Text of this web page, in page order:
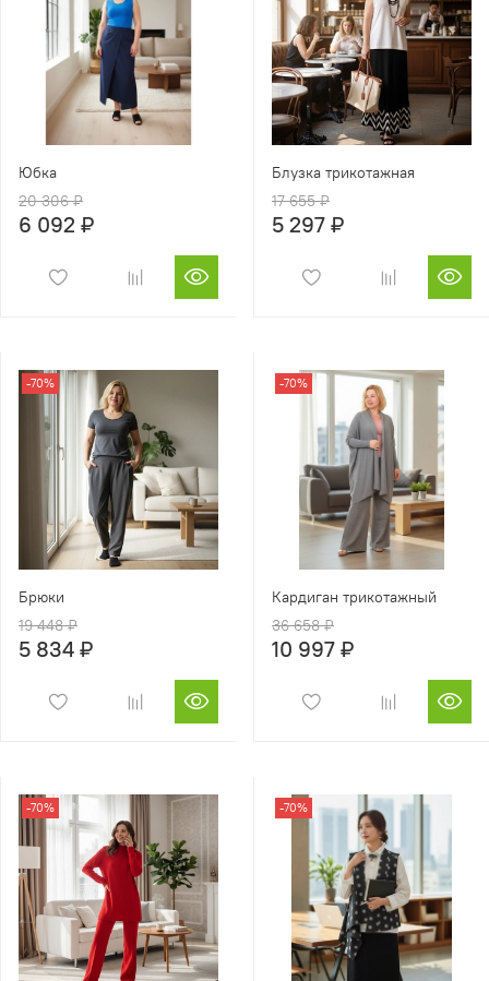
Юбка
20 306 ₽
6 092 ₽
Блузка трикотажная
17 655 ₽
5 297 ₽
-70%
Брюки
19 448 ₽
5 834 ₽
-70%
Кардиган трикотажный
36 658 ₽
10 997 ₽
-70% -70%